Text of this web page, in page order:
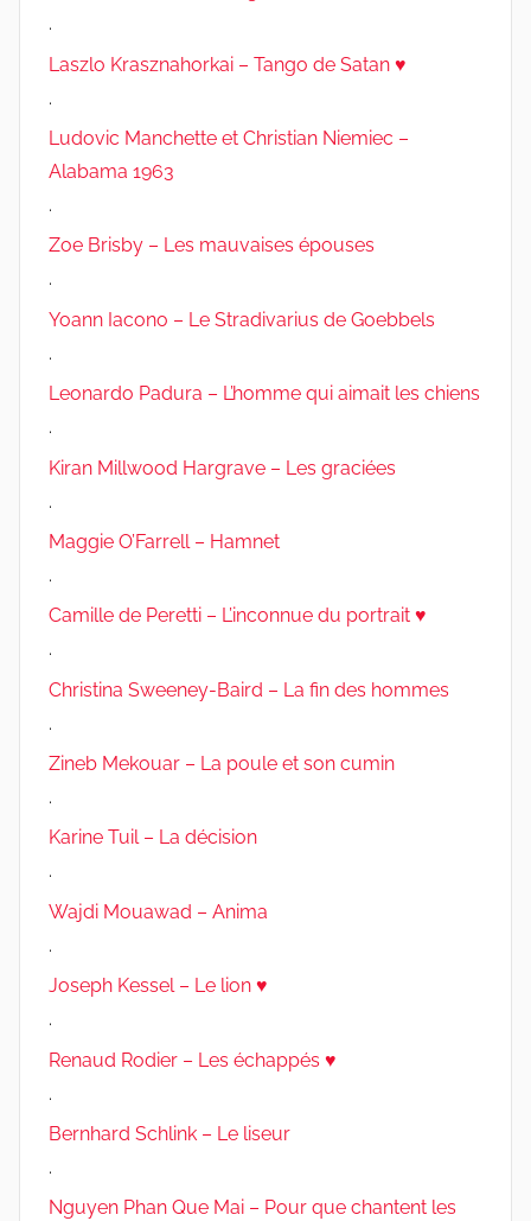
.
Laszlo Krasznahorkai – Tango de Satan ♥
.
Ludovic Manchette et Christian Niemiec –
Alabama 1963
.
Zoe Brisby – Les mauvaises épouses
.
Yoann Iacono – Le Stradivarius de Goebbels
.
Leonardo Padura – L’homme qui aimait les chiens
.
Kiran Millwood Hargrave – Les graciées
.
Maggie O’Farrell – Hamnet
.
Camille de Peretti – L’inconnue du portrait ♥
.
Christina Sweeney-Baird – La fin des hommes
.
Zineb Mekouar – La poule et son cumin
.
Karine Tuil – La décision
.
Wajdi Mouawad – Anima
.
Joseph Kessel – Le lion ♥
.
Renaud Rodier – Les échappés ♥
.
Bernhard Schlink – Le liseur
.
Nguyen Phan Que Mai – Pour que chantent les